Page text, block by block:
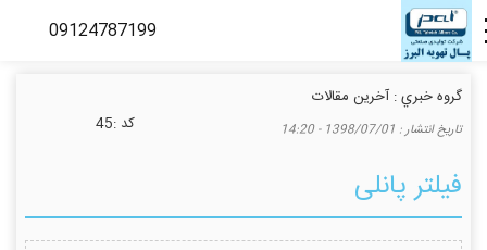
گروه خبري :آخرین مقالات
تاريخ انتشار : 1398/07/01 - 14:20 كد :45
فیلتر پانلی